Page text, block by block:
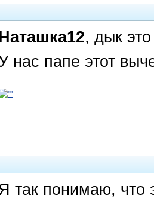
, дык
нас папе этот
Я так понимаю, что